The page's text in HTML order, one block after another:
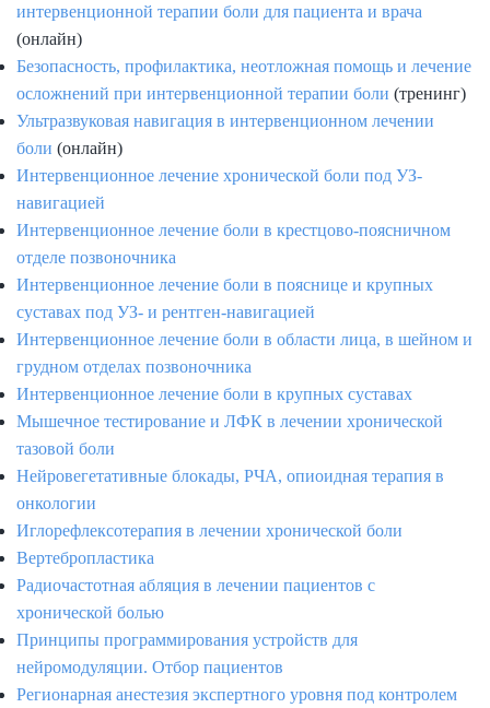
интервенционной терапии боли для пациента и врача
(онлайн)
Безопасность, профилактика, неотложная помощь и лечение
осложнений при интервенционной терапии боли (тренинг)
Ультразвуковая навигация в интервенционном лечении
боли (онлайн)
Интервенционное лечение хронической боли под УЗ-
навигацией
Интервенционное лечение боли в крестцово-поясничном
отделе позвоночника
Интервенционное лечение боли в пояснице и крупных
суставах под УЗ- и рентген-навигацией
Интервенционное лечение боли в области лица, в шейном и
грудном отделах позвоночника
Интервенционное лечение боли в крупных суставах
Мышечное тестирование и ЛФК в лечении хронической
тазовой боли
Нейровегетативные блокады, РЧА, опиоидная терапия в
онкологии
Иглорефлексотерапия в лечении хронической боли
Вертебропластика
Радиочастотная абляция в лечении пациентов с
хронической болью
Принципы программирования устройств для
нейромодуляции. Отбор пациентов
Регионарная анестезия экспертного уровня под контролем